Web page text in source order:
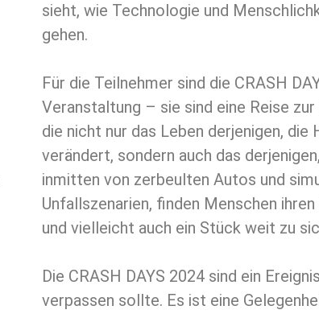
sieht, wie Technologie und
gehen.
Für die Teilnehmer sind die CRASH
Veranstaltung – sie sind eine Reise zur
die nicht nur das Leben derjenigen, die
verändert, sondern auch das
inmitten von zerbeulten Autos und
Unfallszenarien, finden Menschen
und vielleicht auch ein Stück weit zu
Die CRASH DAYS 2024 sind ein
verpassen sollte. Es ist eine